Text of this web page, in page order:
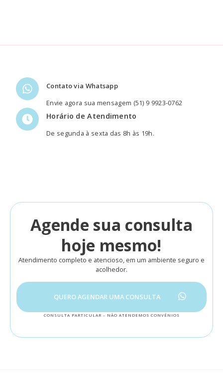
Contato via Whatsapp
Envie agora sua mensagem (51) 9 9923-0762
Horário de Atendimento
De segunda à sexta das 8h às 19h.
Agende sua consulta
hoje mesmo!
Atendimento completo e atencioso, em um ambiente seguro e
acolhedor.
QUERO AGENDAR UMA CONSULTA
CONSULTA PARTICULAR – NÃO ATENDEMOS CONVÊNIOS